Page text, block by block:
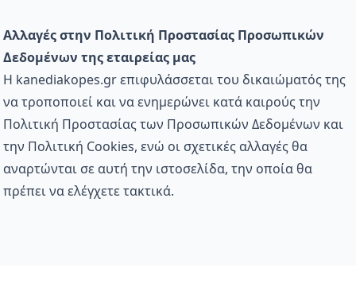
Αλλαγές στην Πολιτική Προστασίας Προσωπικών
Δεδομένων της εταιρείας μας
Η kanediakopes.gr επιφυλάσσεται του δικαιώματός της
να τροποποιεί και να ενημερώνει κατά καιρούς την
Πολιτική Προστασίας των Προσωπικών Δεδομένων και
την Πολιτική Cookies, ενώ οι σχετικές αλλαγές θα
αναρτώνται σε αυτή την ιστοσελίδα, την οποία θα
πρέπει να ελέγχετε τακτικά.